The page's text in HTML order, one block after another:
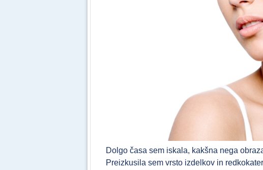
Dolgo časa sem iskala, kakšna nega
Preizkusila sem vrsto izdelkov in